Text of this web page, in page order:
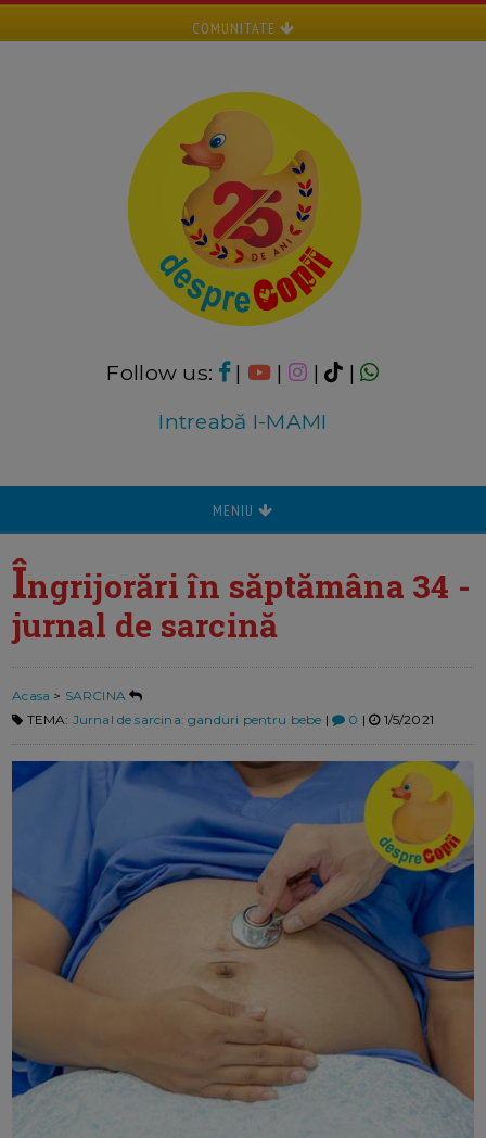
COMUNITATE
Follow us: | | |
|
Intreabă I-MAMI
MENIU
Îngrijorări în săptămâna 34 -
jurnal de sarcină
Acasa > SARCINA
TEMA: Jurnal de sarcina: ganduri pentru bebe | 0 | 1/5/2021